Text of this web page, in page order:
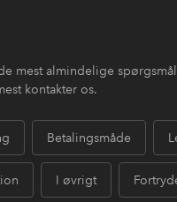
mest almindelige
kontakter os.
Betalingsmåde
I øvrigt